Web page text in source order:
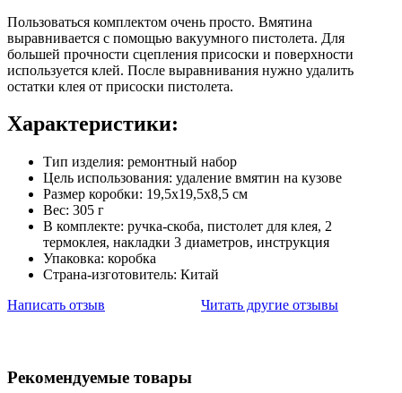
Пользоваться комплектом очень просто. Вмятина
выравнивается с помощью вакуумного пистолета. Для
большей прочности сцепления присоски и поверхности
используется клей. После выравнивания нужно удалить
остатки клея от присоски пистолета.
Характеристики:
Тип изделия: ремонтный набор
Цель использования: удаление вмятин на кузове
Размер коробки: 19,5х19,5х8,5 см
Вес: 305 г
В комплекте: ручка-скоба, пистолет для клея, 2
термоклея, накладки 3 диаметров, инструкция
Упаковка: коробка
Страна-изготовитель: Китай
Написать отзыв
Читать другие отзывы
Рекомендуемые товары